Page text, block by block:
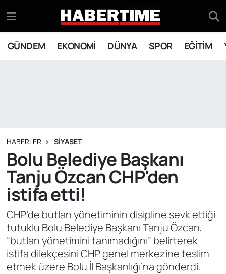
GÜNDEM EKONOMİ DÜNYA SPOR EĞİTİM
HABERLER SİYASET
Bolu Belediye Başkanı
Tanju Özcan CHP'den
istifa etti!
CHP’de butlan yönetiminin disipline sevk ettiği
tutuklu Bolu Belediye Başkanı Tanju Özcan,
“butlan yönetimini tanımadığını” belirterek
istifa dilekçesini CHP genel merkezine teslim
etmek üzere Bolu İl Başkanlığı’na gönderdi.
EKONOMİ
EĞİTİM
YAŞAM
SİYASET
ASAYİŞ
SAĞLIK
Eskişehir Nöbetçi Eczaneler
Eskişehir Hava Durumu
Süper Lig Puan Durumu ve Fikstür
Tüm Manşetler
Son Dakika Haberleri
Haber Arşivi